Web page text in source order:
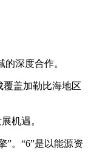
深度合作。
覆盖加勒比海地区
机遇。
”。“6”是以能源资